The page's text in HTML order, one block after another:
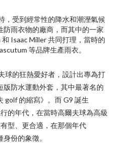
，受到經常性的降水和潮溼氣候
雨衣物的廠商，而其中的一家
和 Isaac Miller共同打理，當時的
等品牌生產雨衣。
球的狂熱愛好者，設計出專為打
防水運動外套，其中最著名的
golf 的縮寫》。 而G9 誕生
的年代，在當時高爾夫球為高級
型、更合適，在那個年代
份的象徵。